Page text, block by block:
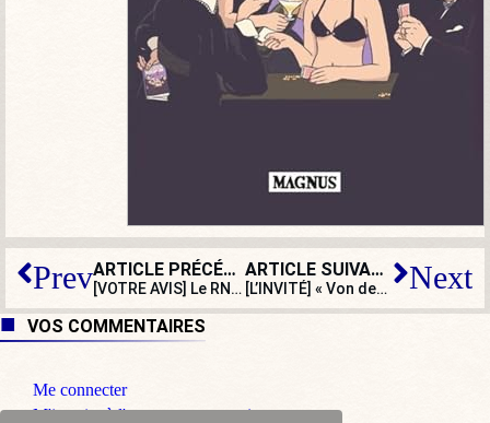
Prev ARTICLE PRÉCÉDENT
[VOTRE AVIS] Le RN a-t-il raison de se tenir à distance de Trump ?
ARTICLE SUIVANT
[L’INVITÉ] « Von der Leyen et la Commission européenne décident de tout » Next
VOS COMMENTAIRES
Me connecter
M'inscrire à l'espace commentaire